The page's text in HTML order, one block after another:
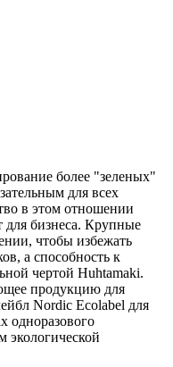
более "зеленых"
для всех
в этом отношении
для бизнеса. Крупные
чтобы избежать
а способность к
чертой Huhtamaki.
продукцию для
Nordic Ecolabel для
одноразового
экологической